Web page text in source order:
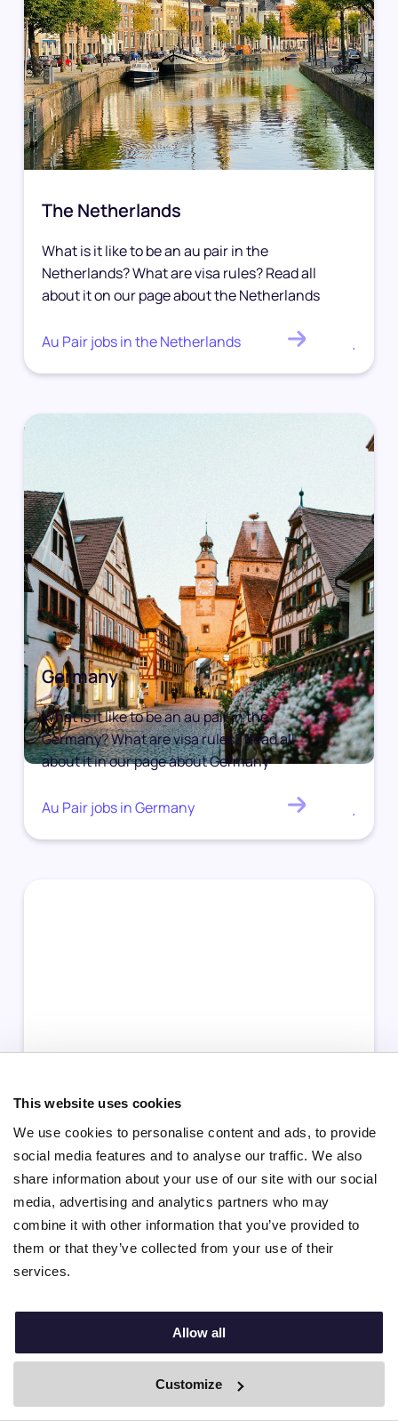
This website uses cookies
We use cookies to personalise content and ads, to provide
social media features and to analyse our traffic. We also
share information about your use of our site with our social
media, advertising and analytics partners who may
combine it with other information that you’ve provided to
them or that they’ve collected from your use of their
services.
Allow all
Customize
The Netherlands
What is it like to be an au pair in the
Netherlands? What are visa rules? Read all
about it on our page about the Netherlands
Au Pair jobs in the Netherlands .
Germany
What is it like to be an au pair in the
Germany? What are visa rules? Read all
about it in our page about Germany
Au Pair jobs in Germany .
Spain
What is it like to be an au pair in the Spain?
What are visa rules? Read all about it in our
page about Spain
Au Pair jobs in Spain
By Boei